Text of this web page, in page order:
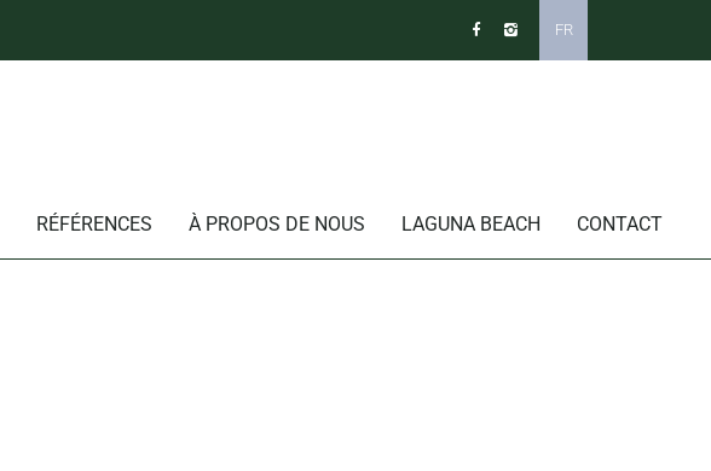
FR
RÉFÉRENCES À PROPOS DE NOUS LAGUNA BEACH CONTACT